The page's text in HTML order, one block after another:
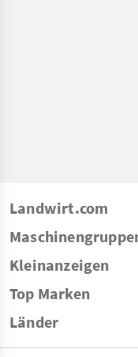
Landwirt.com
Kleinanzeigen
Top Marken
Länder